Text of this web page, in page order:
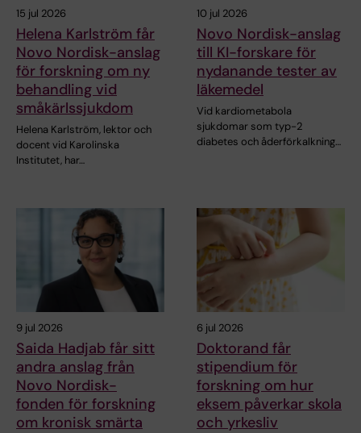
15 jul 2026
Helena Karlström får
Novo Nordisk-anslag
för forskning om ny
behandling vid
småkärlssjukdom
Helena Karlström, lektor och
docent vid Karolinska
Institutet, har…
10 jul 2026
Novo Nordisk-anslag
till KI-forskare för
nydanande tester av
läkemedel
Vid kardiometabola
sjukdomar som typ-2
diabetes och åderförkalkning…
9 jul 2026
Saida Hadjab får sitt
andra anslag från
Novo Nordisk-
fonden för forskning
om kronisk smärta
6 jul 2026
Doktorand får
stipendium för
forskning om hur
eksem påverkar skola
och yrkesliv